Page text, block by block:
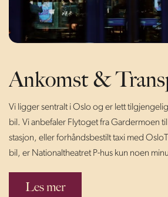
Ankomst &
Vi ligger sentralt i Oslo og er lett
bil. Vi anbefaler Flytoget fra Gardermoen
stasjon, eller forhåndsbestilt taxi med
bil, er Nationaltheatret P-hus kun noen
Les mer